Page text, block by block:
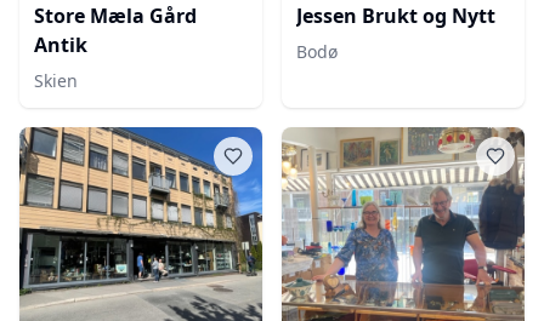
Store Mæla Gård
Antik
Skien
Jessen Brukt og Nytt
Bodø